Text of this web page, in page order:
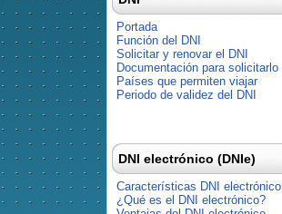
Portada
Función del DNI
Solicitar y renovar el DNI
Documentación para solicitarlo
Países que permiten viajar
Periodo de validez del DNI
DNI electrónico (DNIe)
Características DNI electrónico
¿Qué es el DNI electrónico?